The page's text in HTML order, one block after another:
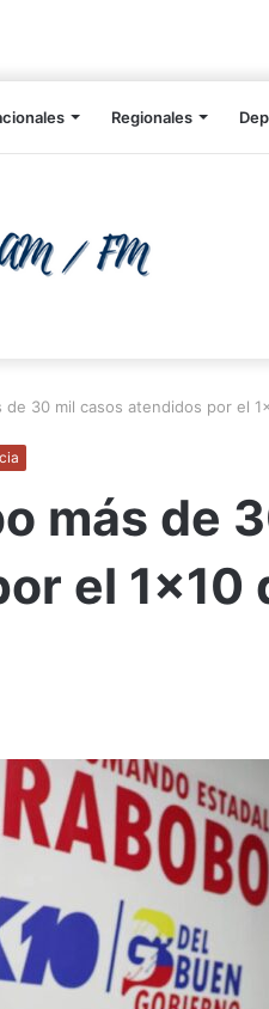
Regionales
de 30 mil casos atendidos por el
más de
el 1×10